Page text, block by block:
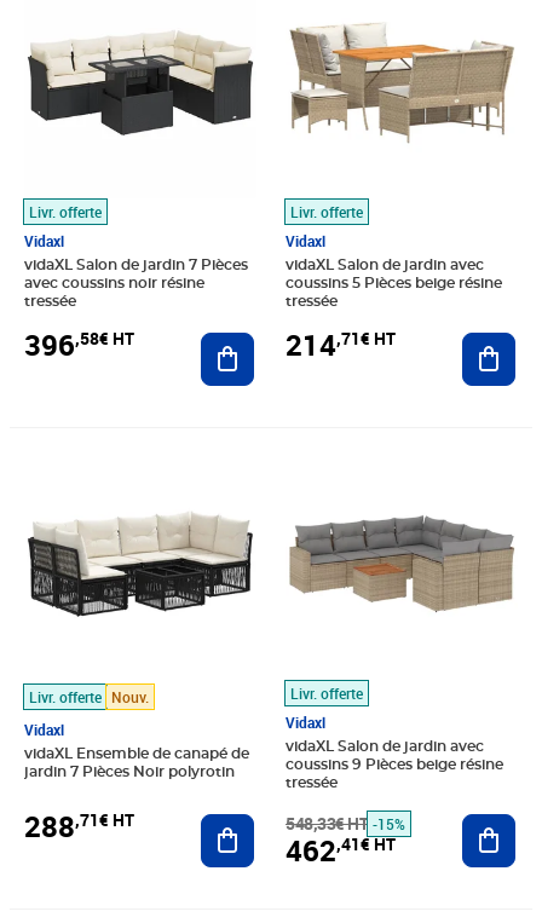
Livr. offerte
Vidaxl
vidaXL Salon de jardin 7 Pièces
avec coussins noir résine
tressée
396,58€ HT Ajouter au panier
Livr. offerte
Vidaxl
vidaXL Salon de jardin avec
coussins 5 Pièces beige résine
tressée
214,71€ HT
Livr. offerte Nouv.
Vidaxl
vidaXL Ensemble de canapé de
jardin 7 Pièces Noir polyrotin
288,71€ HT Ajouter au panier
Livr. offerte
Vidaxl
vidaXL Salon de jardin avec
coussins 9 Pièces beige résine
tressée
548,33€ HT -15%
462,41€ HT